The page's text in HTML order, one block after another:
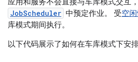
JobScheduler 中预定作业。 受空
库模式期间执行。
以下代码展示了如何在车库模式下安